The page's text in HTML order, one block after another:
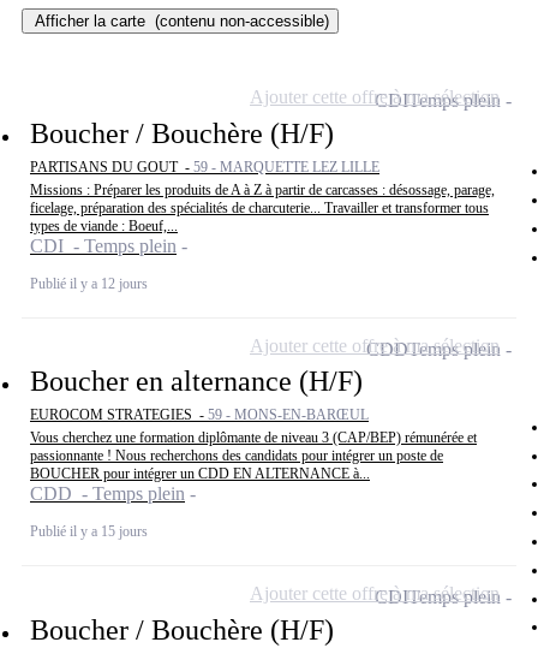
Afficher la carte (contenu non-accessible)
Boucher / Bouchère (H/F)
PARTISANS DU GOUT - 59 - MARQUETTE LEZ LILLE
Missions : Préparer les produits de A à Z à partir de carcasses : désossage, parage,
ficelage, préparation des spécialités de charcuterie... Travailler et transformer tous
types de viande : Boeuf,...
CDI - Temps plein
Publié il y a 12 jours
CDITemps plein
Ajouter cette offre à ma sélection
Boucher en alternance (H/F)
EUROCOM STRATEGIES - 59 - MONS-EN-BARŒUL
Vous cherchez une formation diplômante de niveau 3 (CAP/BEP) rémunérée et
passionnante ! Nous recherchons des candidats pour intégrer un poste de
BOUCHER pour intégrer un CDD EN ALTERNANCE à...
CDD - Temps plein
Publié il y a 15 jours
CDDTemps plein
Ajouter cette offre à ma sélection
Boucher / Bouchère (H/F)
CDITemps plein
Ajouter cette offre à ma sélection